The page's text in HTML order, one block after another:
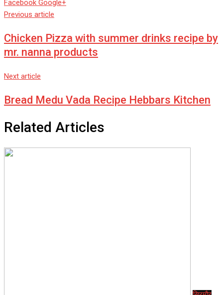
Facebook Google+
Previous article
Chicken Pizza with summer drinks recipe by
mr. nanna products
Next article
Bread Medu Vada Recipe Hebbars Kitchen
Related Articles